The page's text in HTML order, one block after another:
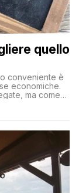
quello
conveniente è
economiche.
ma come
senza